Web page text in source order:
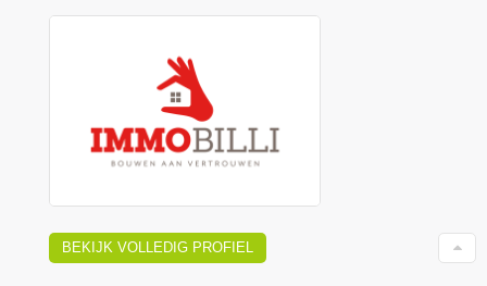
BEKIJK VOLLEDIG PROFIEL